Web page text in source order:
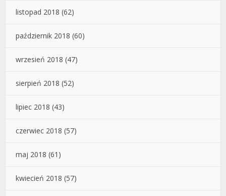
listopad 2018 (62)
październik 2018 (60)
wrzesień 2018 (47)
sierpień 2018 (52)
lipiec 2018 (43)
czerwiec 2018 (57)
maj 2018 (61)
kwiecień 2018 (57)